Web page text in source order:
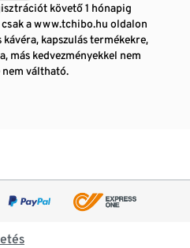
követő 1 hónapig
csak a www.tchibo.hu oldalon
kapszulás termékekre,
más kedvezményekkel nem
nem váltható.